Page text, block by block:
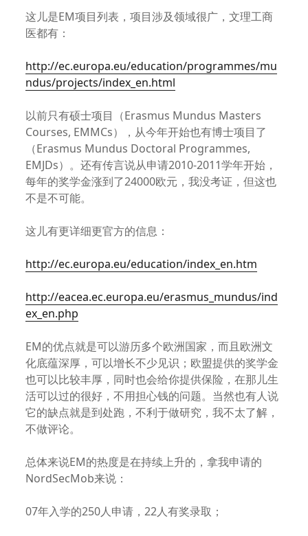
这儿是EM项目列表，项目涉及领域很广，文理工商
医都有：
http://ec.europa.eu/education/programmes/mu
ndus/projects/index_en.html
以前只有硕士项目（Erasmus Mundus Masters
Courses, EMMCs），从今年开始也有博士项目了
（Erasmus Mundus Doctoral Programmes,
EMJDs）。还有传言说从申请2010-2011学年开始，
每年的奖学金涨到了24000欧元，我没考证，但这也
不是不可能。
这儿有更详细更官方的信息：
http://ec.europa.eu/education/index_en.htm
http://eacea.ec.europa.eu/erasmus_mundus/ind
ex_en.php
EM的优点就是可以游历多个欧洲国家，而且欧洲文
化底蕴深厚，可以增长不少见识；欧盟提供的奖学金
也可以比较丰厚，同时也会给你提供保险，在那儿生
活可以过的很好，不用担心钱的问题。当然也有人说
它的缺点就是到处跑，不利于做研究，我不太了解，
不做评论。
总体来说EM的热度是在持续上升的，拿我申请的
NordSecMob来说：
07年入学的250人申请，22人有奖录取；